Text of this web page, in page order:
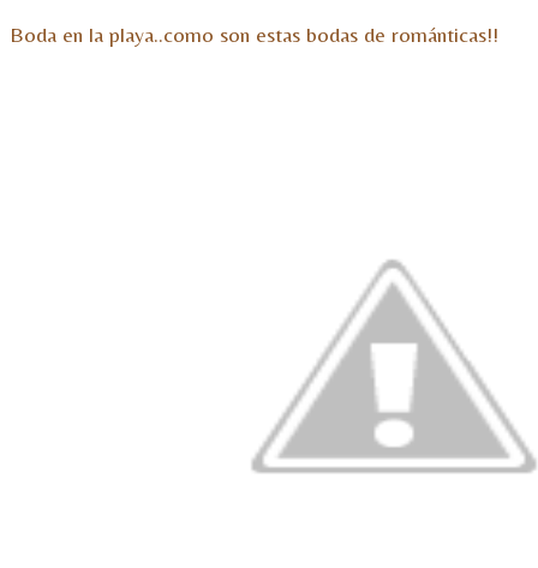
Boda en la playa..como son estas bodas de románticas!!